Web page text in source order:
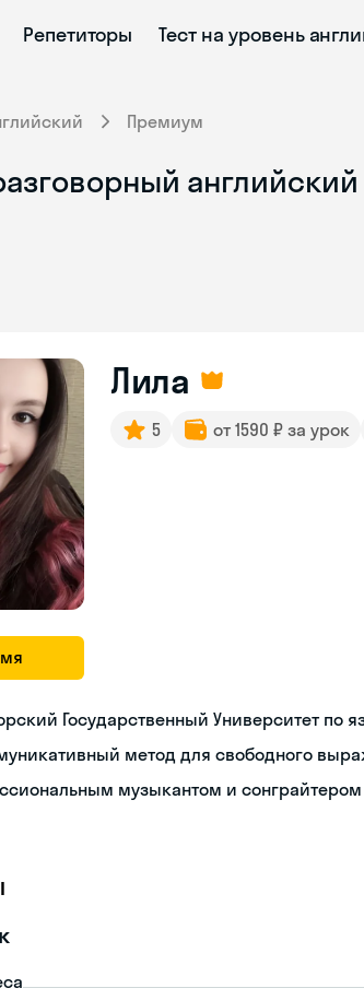
Репетиторы Тест на уровень
Премиум
Лила
5 от 1590 ₽ за урок
Государственный Университет по
метод для свободного
музыкантом и сонграйтером